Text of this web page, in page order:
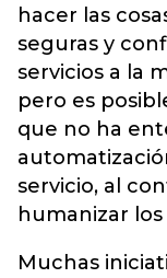
hacer las
seguras y
servicios a la
pero es
que no ha
servicio, al
humanizar
Muchas